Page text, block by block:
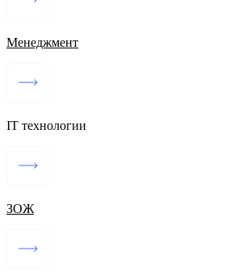
Менеджмент
IT технологии
ЗОЖ